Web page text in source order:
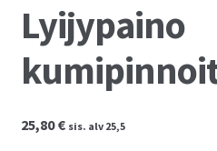
Lyijypaino
25,80€ sis. alv 25,5